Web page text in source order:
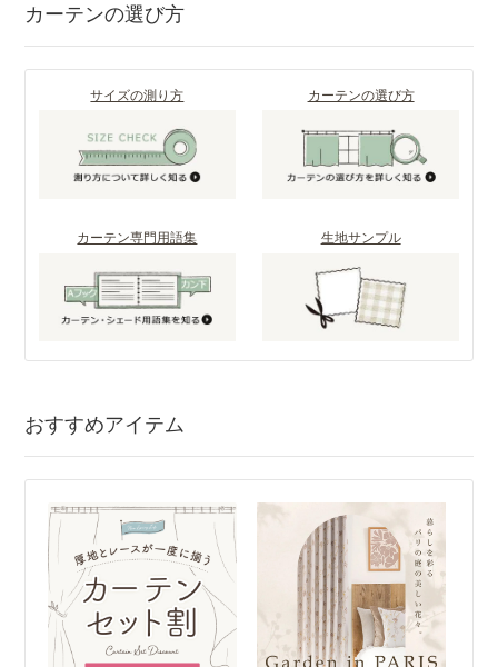
カーテンの選び方
サイズの測り方 カーテンの選び方
カーテン専門用語集 生地サンプル
おすすめアイテム